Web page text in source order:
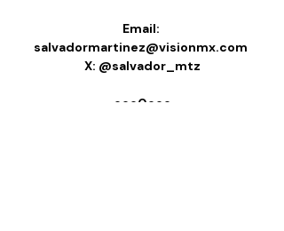
Email:
salvadormartinez@visionmx.com
X: @salvador_mtz
ooo0ooo